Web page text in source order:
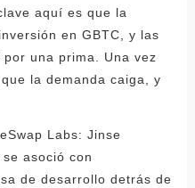
aquí es que la
en GBTC, y las
una prima. Una vez
la demanda caiga, y
Labs: Jinse
asoció con
de desarrollo detrás de